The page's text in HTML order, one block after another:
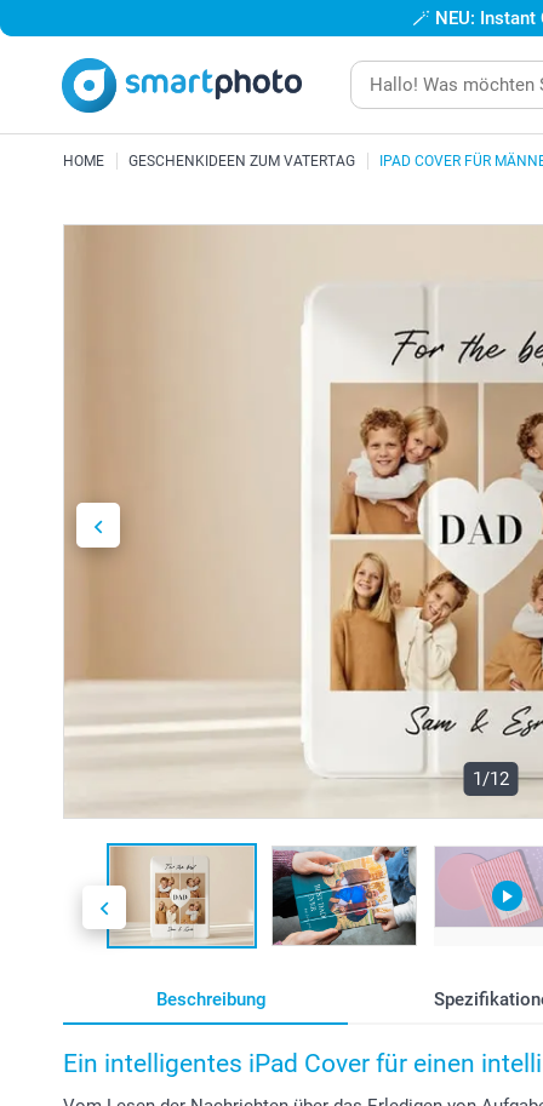
🪄 NEU:
HOME GESCHENKIDEEN ZUM VATERTAG IPAD COVER FÜR
1/12
Beschreibung
Ein intelligentes iPad Cover für einen